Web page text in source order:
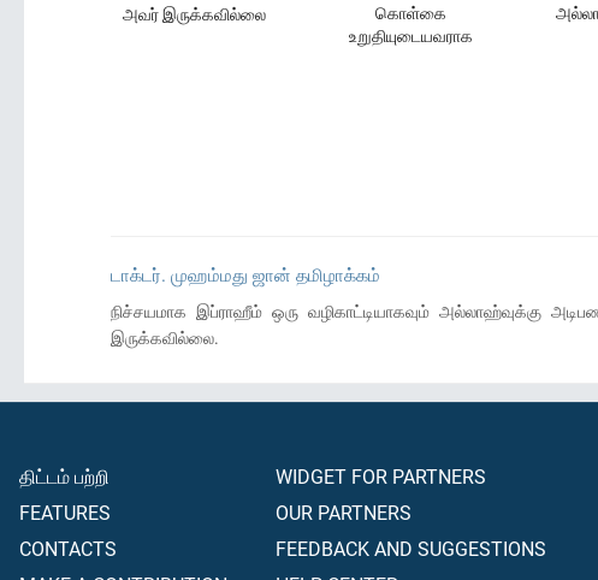
கொள்கை
உறுதியுடையவராக
அவர் இருக்கவில்லை
டாக்டர். முஹம்மது ஜான் தமிழாக்கம்
நிச்சயமாக இப்ராஹீம் ஒரு வழிகாட்டியாகவும் அல்லாஹ்வுக்கு
இருக்கவில்லை.
திட்டம் பற்றி
FEATURES
CONTACTS
WIDGET FOR PARTNERS
OUR PARTNERS
FEEDBACK AND SUGGESTIONS